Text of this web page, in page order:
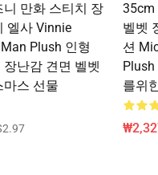
만화 스티치 장
엘사 Vinnie
Plush 인형
난감 견면 벨벳
마스 선물
35cm
벨벳
션
Plush
를위